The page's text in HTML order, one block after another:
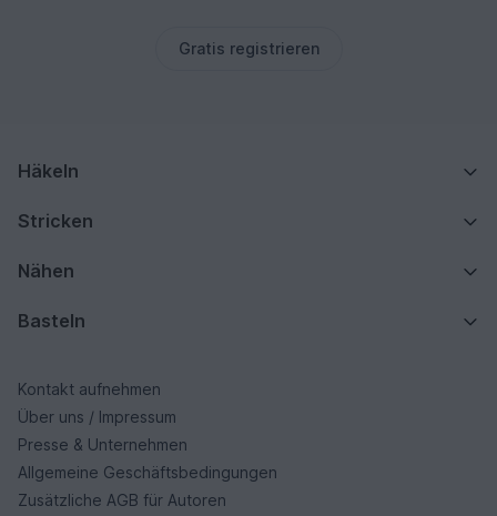
Gratis registrieren
Häkeln
Stricken
Nähen
Basteln
Kontakt aufnehmen
Über uns / Impressum
Presse & Unternehmen
Allgemeine Geschäftsbedingungen
Zusätzliche AGB für Autoren